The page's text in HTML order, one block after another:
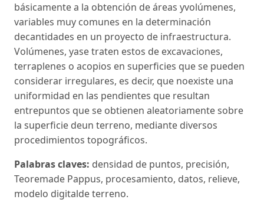
básicamente a la obtención de áreas yvolúmenes,
variables muy comunes en la determinación
decantidades en un proyecto de infraestructura.
Volúmenes, yase traten estos de excavaciones,
terraplenes o acopios en superficies que se pueden
considerar irregulares, es decir, que noexiste una
uniformidad en las pendientes que resultan
entrepuntos que se obtienen aleatoriamente sobre
la superficie deun terreno, mediante diversos
procedimientos topográficos.
Palabras claves: densidad de puntos, precisión,
Teoremade Pappus, procesamiento, datos, relieve,
modelo digitalde terreno.